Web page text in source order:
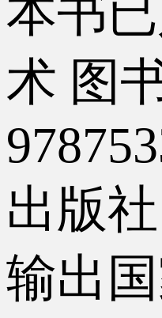
本书
术 图
出版社
输出